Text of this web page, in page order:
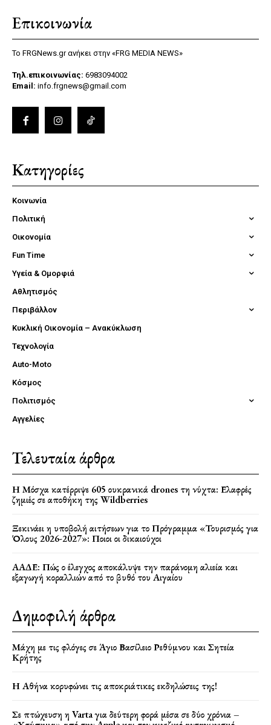
Επικοινωνία
Το FRGNews.gr ανήκει στην «FRG MEDIA NEWS»
Τηλ.επικοινωνίας: 6983094002
Email: info.frgnews@gmail.com
Κατηγορίες
Κοινωνία
Πολιτική
Οικονομία
Fun Time
Υγεία & Ομορφιά
Αθλητισμός
Περιβάλλον
Κυκλική Οικονομία – Ανακύκλωση
Τεχνολογία
Auto-Moto
Κόσμος
Πολιτισμός
Αγγελίες
Τελευταία άρθρα
Η Μόσχα κατέρριψε 605 ουκρανικά drones τη νύχτα: Ελαφρές
ζημιές σε αποθήκη της Wildberries
Ξεκινάει η υποβολή αιτήσεων για το Πρόγραμμα «Τουρισμός για
Όλους 2026-2027»: Ποιοι οι δικαιούχοι
ΑΑΔΕ: Πώς ο έλεγχος αποκάλυψε την παράνομη αλιεία και
εξαγωγή κοραλλιών από το βυθό του Αιγαίου
Δημοφιλή άρθρα
Μάχη με τις φλόγες σε Άγιο Βασίλειο Ρεθύμνου και Σητεία
Κρήτης
Η Αθήνα κορυφώνει τις αποκριάτικες εκδηλώσεις της!
Σε πτώχευση η Varta για δεύτερη φορά μέσα σε δύο χρόνια –